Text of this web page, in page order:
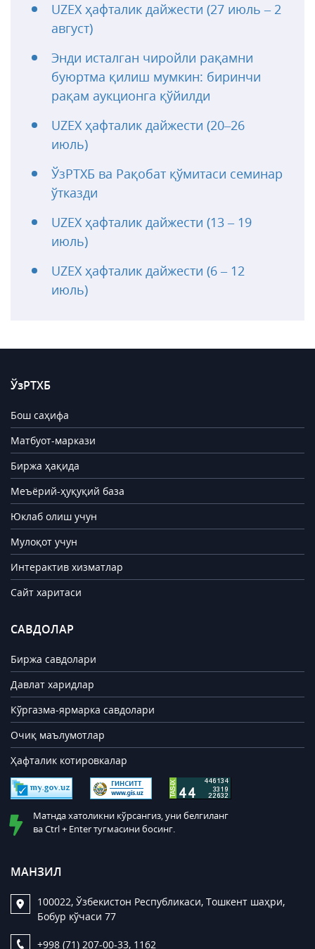
UZEX ҳафталик дайжести (27 июль – 2
август)
Энди исталган чиройли рақамни
буюртма қилиш мумкин: биринчи
рақам аукционга қўйилди
UZEX ҳафталик дайжести (20–26
июль)
ЎзРТХБ ва Рақобат қўмитаси семинар
ўтказди
UZEX ҳафталик дайжести (13 – 19
июль)
UZEX ҳафталик дайжести (6 – 12
июль)
ЎзРТХБ
Бош саҳифа
Матбуот-маркази
Биржа ҳақида
Меъёрий-ҳуқуқий база
Юклаб олиш учун
Мулоқот учун
Интерактив хизматлар
Сайт харитаси
САВДОЛАР
Биржа савдолари
Давлат харидлар
Кўргазма-ярмарка савдолари
Очиқ маълумотлар
Ҳафталик котировкалар
Матнда хатоликни кўрсангиз, уни белгиланг
ва Ctrl + Enter тугмасини босинг.
МАНЗИЛ
100022, Ўзбекистон Республикаси, Тошкент шаҳри,
Бобур кўчаси 77
+998 (71) 207-00-33, 1162